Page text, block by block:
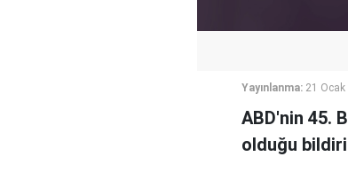
Yayınlanma: 21
ABD'nin 45.
olduğu